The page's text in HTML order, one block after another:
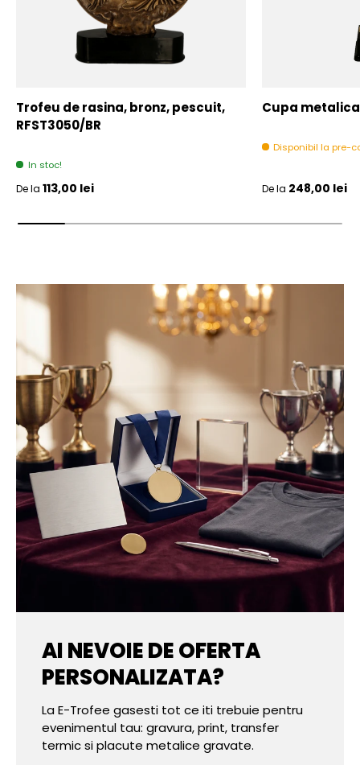
Trofeu de rasina, bronz, pescuit,
RFST3050/BR
In stoc!
Pret initial
De la 113,00 lei
Cupa
Disponibil la pre-
Pret initial
De la 248,00 lei
AI NEVOIE DE OFERTA
PERSONALIZATA?
La E-Trofee gasesti tot ce iti trebuie pentru
evenimentul tau: gravura, print, transfer
termic si placute metalice gravate.